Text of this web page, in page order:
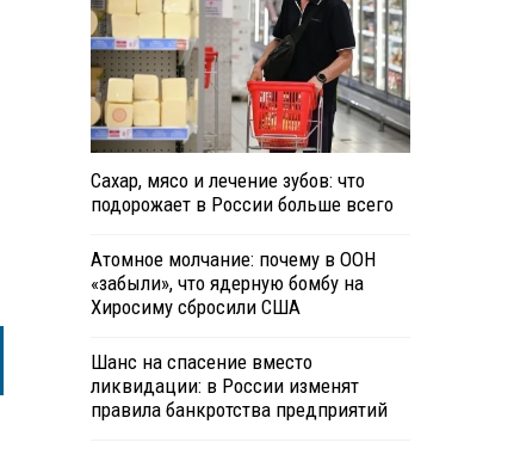
Сахар, мясо и лечение зубов: что
подорожает в России больше всего
Атомное молчание: почему в ООН
«забыли», что ядерную бомбу на
Хиросиму сбросили США
Шанс на спасение вместо
ликвидации: в России изменят
правила банкротства предприятий